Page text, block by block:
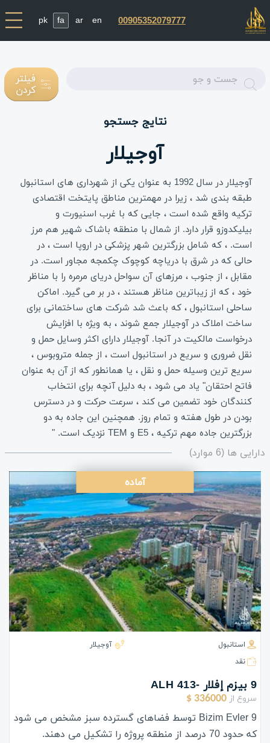
00905352079777
en
ar
fa
pk
Enter
text
فیلتر
کردن
نتایج جستجو
آوجیلار
آوجیلار در سال 1992 به عنوان یکی از شهرداری های استانبول
طبقه بندی شد ، زیرا در مهمترین مناطق پایتخت اقتصادی
ترکیه واقع شده است ، جایی که با غرب اسنیورت و
بیلیکدوزو قرار دارد. از شمال با منطقه باشاک شهیر هم مرز
است. ، که شامل بزرگترین شهر پزشکی در اروپا است ، در
حالی که در شرق با دریاچه کوچوک چکمجه مجاور است. در
مقابل ، از جنوب ، مرزهای آن سواحل دریای مرمره را با مناظر
خود ، که از زیباترین مناظر هستند ، در بر می گیرد. اماکن
ساحلی استانبول ، که باعث شد شرکت های ساختمانی برای
ساخت املاک در آوجیلار جمع شوند ، به ویژه با افزایش
درخواست مالکیت در آنجا. آوجیلار دارای اکثر وسایل حمل و
نقل ضروری و سریع در استانبول است ، از جمله متروبوس ،
سریع ترین وسیله حمل و نقل ، یا همانطور که از آن به عنوان
فاتح احتقان" یاد می شود ، به دلیل آنچه برای انتخاب
کنندگان خود تضمین می کند ، سرعت حرکت و در دسترس
بودن در طول هفته و تمام روز. همچنین این جاده به دو
بزرگترین جاده مهم ترکیه ، E5 و TEM نزدیک است. "
دارایی ها (6 موارد)
آماده
استانبول
آوجیلار
نقد
9 بيزم إفلار -ALH 413
سروع از 336000 $
Bizim Evler 9 توسط فضاهای گسترده سبز مشخص می شود
که حدود 70 درصد از منطقه پروژه را تشکیل می دهند.